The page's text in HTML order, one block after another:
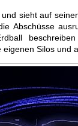
sieht auf
Abschüsse
Silos und